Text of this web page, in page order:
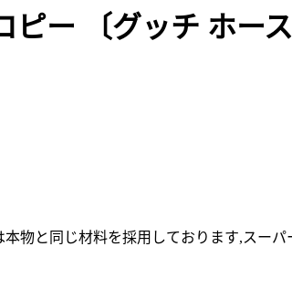
ピー 〔グッチ ホー
物と同じ材料を採用しております,スーパ